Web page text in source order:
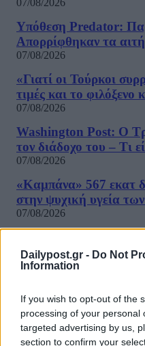
Dailypost.gr - Do Not
Information
If you wish to opt-out of the
processing of your personal
targeted advertising by us,
section to confirm your
07/08/2026
Υπόθεση Predator:
Απορρίφθηκαν τα
07/08/2026
«Γιατί οι Τούρκοι
τιμές και το φιλόξενο
07/08/2026
Washington Post: Ο
τον διάδοχο του – Τι
07/08/2026
«Καμπάνα» 567 εκατ
στην ψυχική υγεία
07/08/2026
Καραναστάση στην
07/08/2026
παρουσιάσει το
07/08/2026
ΔΗΜΟΦΙΛΗ